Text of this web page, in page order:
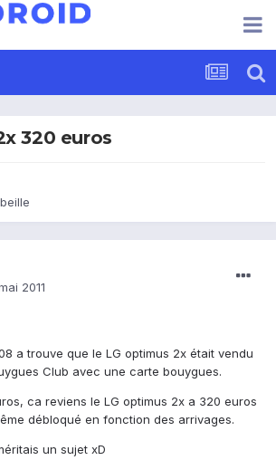
320 euros
2011
a trouve que le LG optimus 2x était vendu
Club avec une carte bouygues.
ca reviens le LG optimus 2x a 320 euros
débloqué en fonction des arrivages.
un sujet xD